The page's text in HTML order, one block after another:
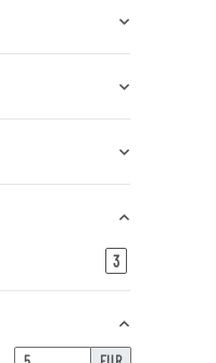
3Artikel gefunden